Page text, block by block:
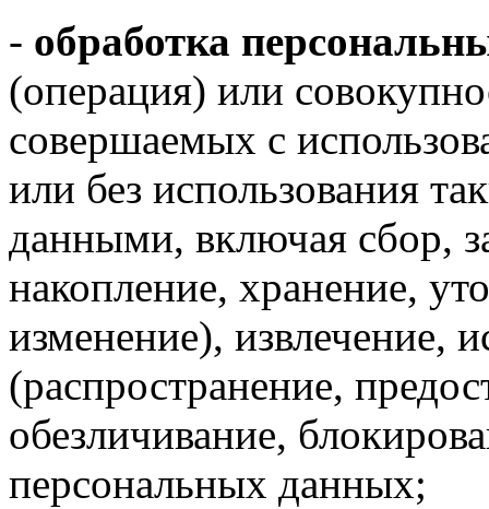
- обработка
(операция) или
совершаемых с
или без использования
данными, включая сбор,
накопление, хранение,
изменение), извлечение,
(распространение,
обезличивание,
персональных данных;